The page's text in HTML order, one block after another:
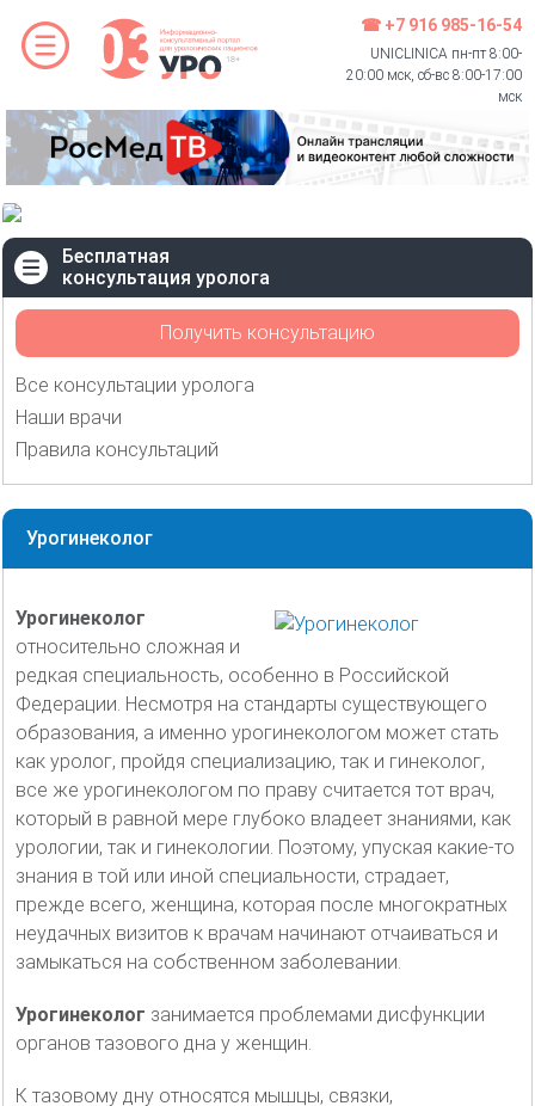
☎ +7 916 985-16-54
UNICLINICA пн-пт 8:00-
20:00 мск, сб-вс 8:00-17:00
мск
Бесплатная
консультация уролога
Получить консультацию
Все консультации уролога
Наши врачи
Правила консультаций
Урогинеколог
Урогинеколог
относительно сложная и
редкая специальность, особенно в Российской
Федерации. Несмотря на стандарты существующего
образования, а именно урогинекологом может стать
как уролог, пройдя специализацию, так и гинеколог,
все же урогинекологом по праву считается тот врач,
который в равной мере глубоко владеет знаниями, как
урологии, так и гинекологии. Поэтому, упуская какие-то
знания в той или иной специальности, страдает,
прежде всего, женщина, которая после многократных
неудачных визитов к врачам начинают отчаиваться и
замыкаться на собственном заболевании.
Урогинеколог занимается проблемами дисфункции
органов тазового дна у женщин.
К тазовому дну относятся мышцы, связки,